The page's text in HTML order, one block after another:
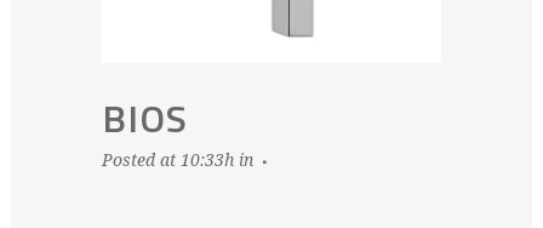
BIOS
Posted at 10:33h in